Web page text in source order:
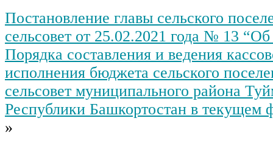
Постановление главы сельского
сельсовет от 25.02.2021 года № 13
Порядка составления и ведения
исполнения бюджета сельского
сельсовет муниципального района
Республики Башкортостан в текущем
»